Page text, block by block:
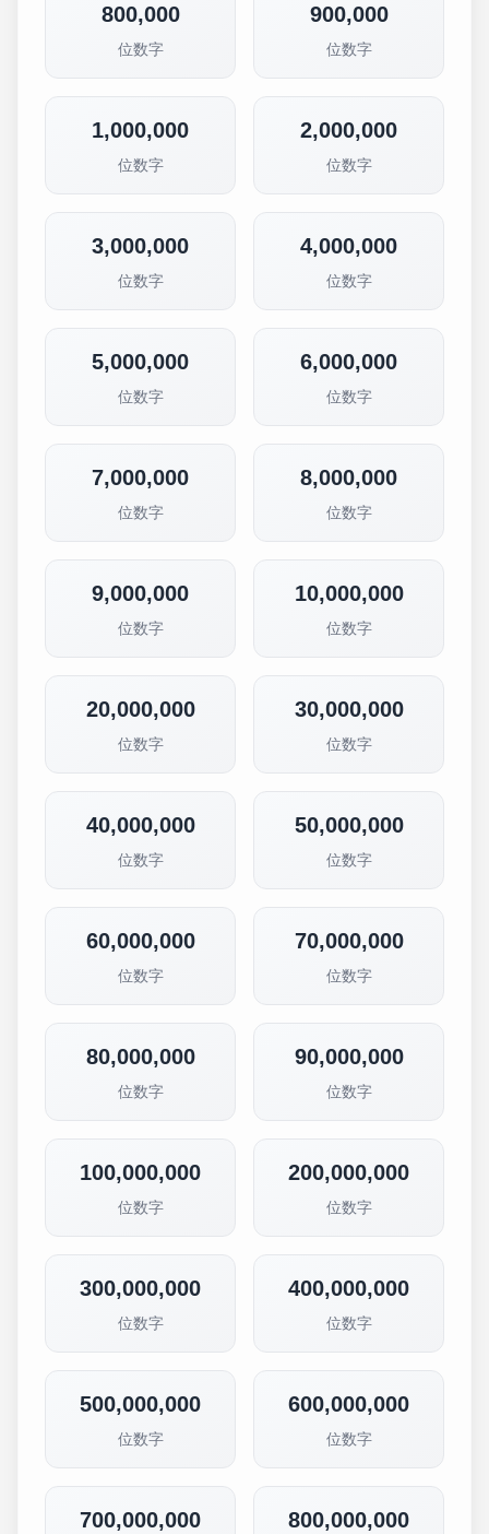
800,000
位数字
900,000
位数字
1,000,000
位数字
2,000,000
位数字
3,000,000
位数字
4,000,000
位数字
5,000,000
位数字
6,000,000
位数字
7,000,000
位数字
8,000,000
位数字
9,000,000
位数字
10,000,000
位数字
20,000,000
位数字
30,000,000
位数字
40,000,000
位数字
50,000,000
位数字
60,000,000
位数字
70,000,000
位数字
80,000,000
位数字
90,000,000
位数字
100,000,000
位数字
200,000,000
位数字
300,000,000
位数字
400,000,000
位数字
500,000,000
位数字
600,000,000
位数字
700,000,000 800,000,000